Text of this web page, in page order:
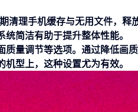
清理手机缓存与无用文件，释
简洁有助于提升整体性能。
质量调节等选项。通过降低画
型上，这种设置尤为有效。